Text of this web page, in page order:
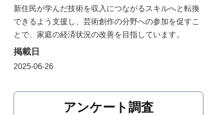
新住民が学んだ技術を収入につながるスキルへと転換
できるよう支援し、芸術創作の分野への参加を促すこ
とで、家庭の経済状況の改善を目指しています。
掲載日
2025-06-26
アンケート調査